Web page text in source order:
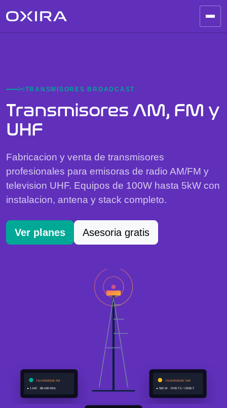
TRANSMISORES BROADCAST
Transmisores AM, FM y
UHF
Fabricacion y venta de transmisores
profesionales para emisoras de radio AM/FM y
television UHF. Equipos de 100W hasta 5kW con
instalacion, antena y stack completo.
Ver planes Asesoria gratis
TRANSMISOR FM
▸ 1 kW · 88-108 MHz
TRANSMISOR UHF
▸ 500 W · DVB-T2 / ISDB-T